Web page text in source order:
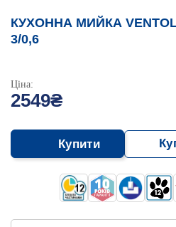
КУХОННА МИЙКА
3/0,6
Ціна:
2549₴
Купити